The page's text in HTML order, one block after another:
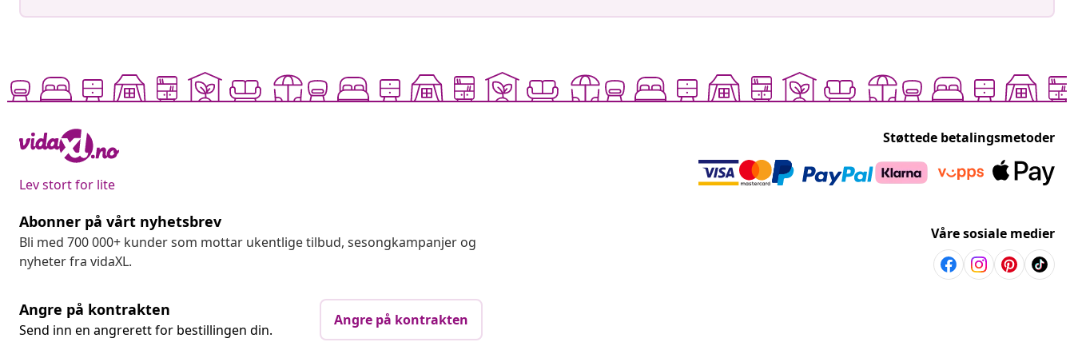
Lev stort for lite
Støttede betalingsmetoder
Abonner på vårt nyhetsbrev
Bli med 700 000+ kunder som mottar ukentlige tilbud, sesongkampanjer og
nyheter fra vidaXL.
Våre sosiale medier
Angre på kontrakten
Send inn en angrerett for bestillingen din.
Angre på kontrakten